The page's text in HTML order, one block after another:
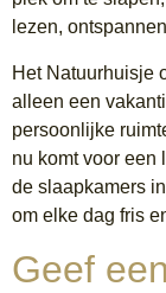
lezen,
Het Natuurhuisje
alleen een
persoonlijke
nu komt voor een
de slaapkamers
om elke dag fris
Geef